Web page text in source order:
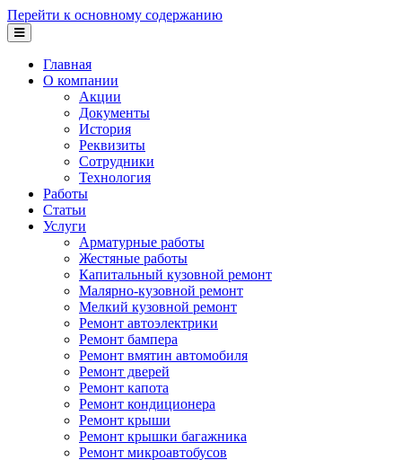
Перейти к основному содержанию
Главная
О компании
Акции
Документы
История
Реквизиты
Сотрудники
Технология
Работы
Статьи
Услуги
Арматурные работы
Жестяные работы
Капитальный кузовной ремонт
Малярно-кузовной ремонт
Мелкий кузовной ремонт
Ремонт автоэлектрики
Ремонт бампера
Ремонт вмятин автомобиля
Ремонт дверей
Ремонт капота
Ремонт кондиционера
Ремонт крыши
Ремонт крышки багажника
Ремонт микроавтобусов